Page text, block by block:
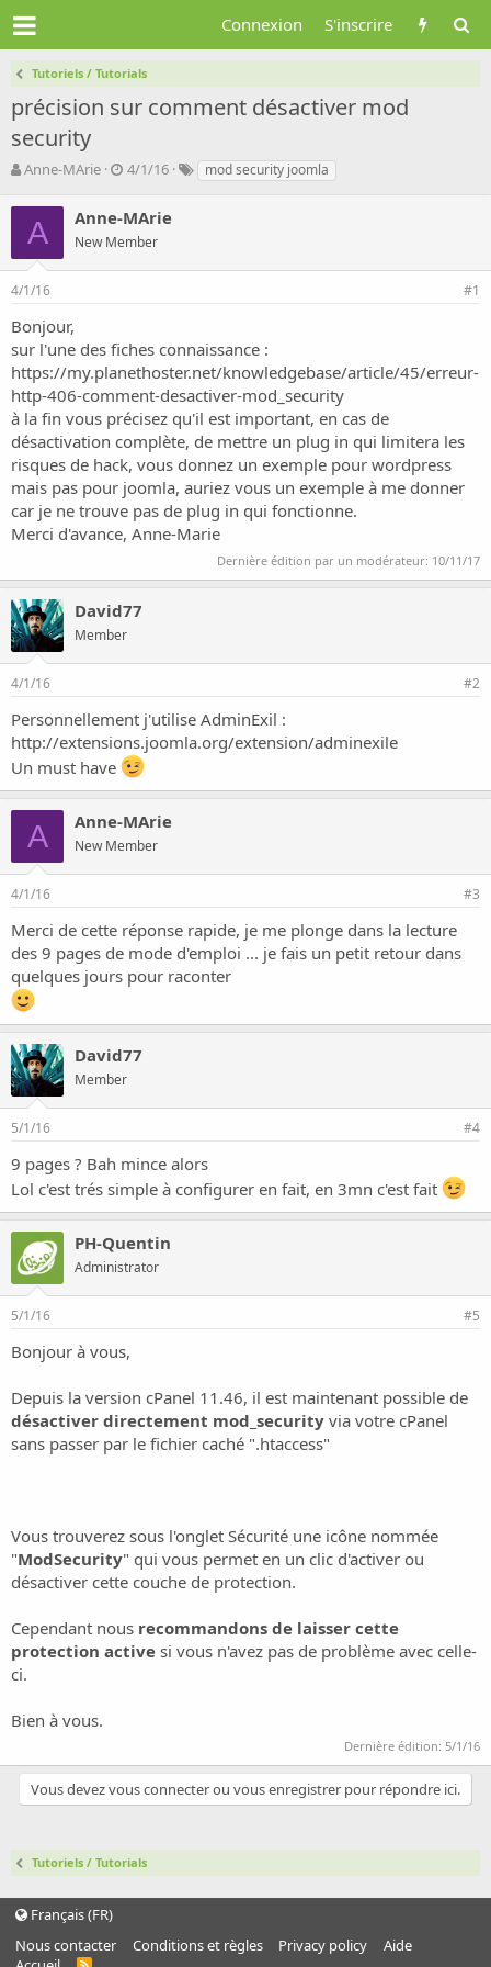
Connexion S'inscrire
Tutoriels / Tutorials
précision sur comment désactiver mod
security
A
t
u
r
d
l
a
d
i
s
c
u
s
s
i
o
n
Anne-MArie
D
e
d
e
u
t
4/1/16
Tmod security joomla
A Anne-MArie
New Member
4/1/16 #1
Bonjour,
sur l'une des fiches connaissance :
https://my.planethoster.net/knowledgebase/article/45/erreur-
http-406-comment-desactiver-mod_security
à la fin vous précisez qu'il est important, en cas de
désactivation complète, de mettre un plug in qui limitera les
risques de hack, vous donnez un exemple pour wordpress
mais pas pour joomla, auriez vous un exemple à me donner
car je ne trouve pas de plug in qui fonctionne.
Merci d'avance, Anne-Marie
Dernière édition par un modérateur: 10/11/17
David77
Member
4/1/16 #2
Personnellement j'utilise AdminExil :
http://extensions.joomla.org/extension/adminexile
Un must have
A Anne-MArie
New Member
4/1/16 #3
Merci de cette réponse rapide, je me plonge dans la lecture
des 9 pages de mode d'emploi ... je fais un petit retour dans
quelques jours pour raconter
David77
Member
5/1/16 #4
9 pages ? Bah mince alors
Lol c'est trés simple à configurer en fait, en 3mn c'est fait
PH-Quentin
Administrator
5/1/16 #5
Bonjour à vous,
Depuis la version cPanel 11.46, il est maintenant possible de
désactiver directement mod_security via votre cPanel
sans passer par le fichier caché ".htaccess"
Vous trouverez sous l'onglet Sécurité une icône nommée
"ModSecurity" qui vous permet en un clic d'activer ou
désactiver cette couche de protection.
Cependant nous recommandons de laisser cette
protection active si vous n'avez pas de problème avec celle-
ci.
Bien à vous.
Dernière édition: 5/1/16
Vous devez vous connecter ou vous enregistrer pour répondre ici.
Tutoriels / Tutorials
Français (FR)
Nous contacter
Conditions et règles Privacy policy
Aide
R